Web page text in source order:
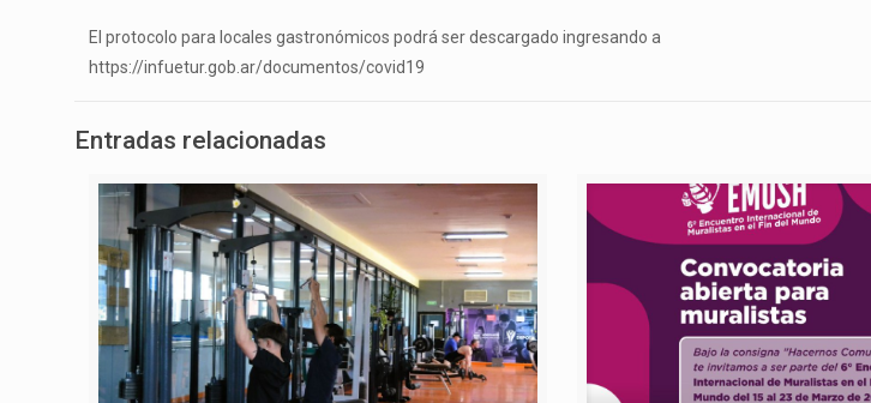
El protocolo para locales gastronómicos podrá ser descargado ingresando a
https://infuetur.gob.ar/documentos/covid19
Entradas relacionadas